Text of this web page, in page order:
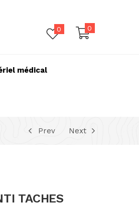
0 0
médical
Prev Next
TACHES